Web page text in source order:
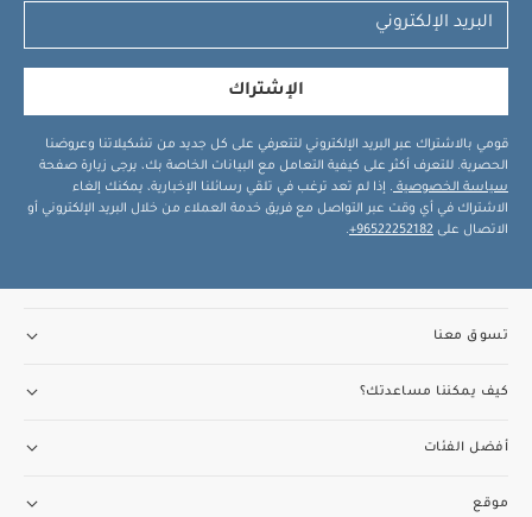
الإشتراك
قومي بالاشتراك عبر البريد الإلكتروني لتتعرفي على كل جديد من تشكيلاتنا وعروضنا
الحصرية. للتعرف أكثر على كيفية التعامل مع البيانات الخاصة بك، يرجى زيارة صفحة
سياسة الخصوصية . إذا لم تعد ترغب في تلقي رسائلنا الإخبارية، يمكنك إلغاء
الاشتراك في أي وقت عبر التواصل مع فريق خدمة العملاء من خلال البريد الإلكتروني أو
الاتصال على 96522252182+
.
تسوق معنا
كيف يمكننا مساعدتك؟
أفضل الفئات
موقع